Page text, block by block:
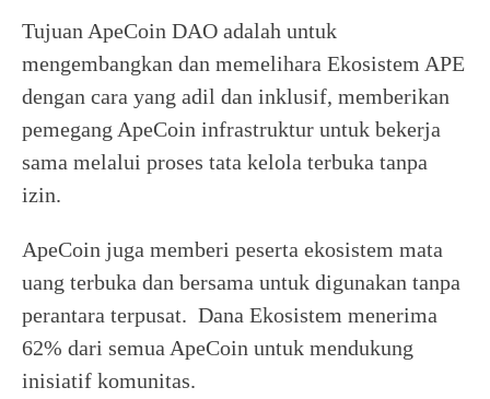
Tujuan ApeCoin DAO adalah untuk
mengembangkan dan memelihara Ekosistem APE
dengan cara yang adil dan inklusif, memberikan
pemegang ApeCoin infrastruktur untuk bekerja
sama melalui proses tata kelola terbuka tanpa
izin.
ApeCoin juga memberi peserta ekosistem mata
uang terbuka dan bersama untuk digunakan tanpa
perantara terpusat. Dana Ekosistem menerima
62% dari semua ApeCoin untuk mendukung
inisiatif komunitas.